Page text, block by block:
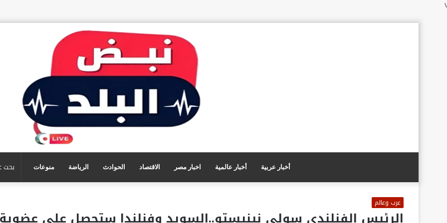
\
أخبار عربية أخبار عالمية اخبار مصر الاقتصاد الحوادث الرياضة منوعات
عرب وعالم